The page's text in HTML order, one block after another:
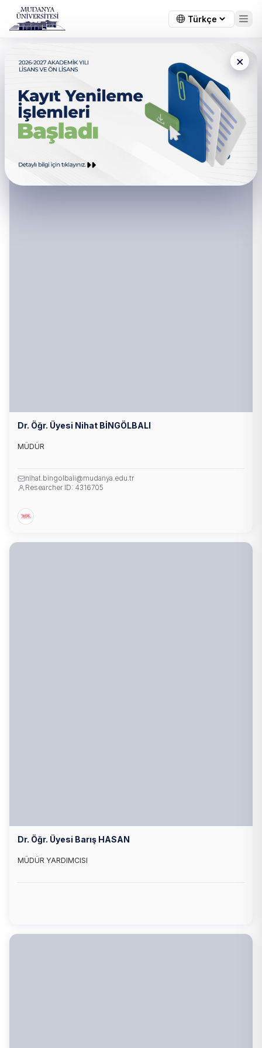
×
Lisansüstü Eğitim Enstitüsü -
Enstitü Kurulu
Dr. Öğr. Üyesi Nihat BİNGÖLBALI
MÜDÜR
nihat.bingolbali@mudanya.edu.tr
Researcher ID: 4316705
Dr. Öğr. Üyesi Barış HASAN
MÜDÜR YARDIMCISI